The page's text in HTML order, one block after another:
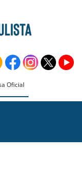
Prefeitura de
Oficial